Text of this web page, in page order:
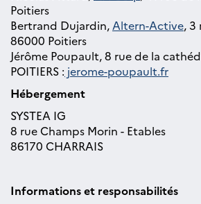
Poitiers
Bertrand Dujardin, Altern-Active, 3
86000 Poitiers
Jérôme Poupault, 8 rue de la
POITIERS : jerome-poupault.fr
Hébergement
SYSTEA IG
8 rue Champs Morin - Etables
86170 CHARRAIS
Informations et responsabilités